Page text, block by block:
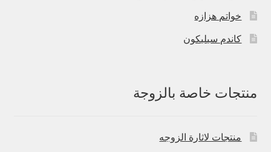
خواتم هزازه
كاندم سيليكون
منتجات خاصة بالزوجة
منتجات لاثارة الزوجه